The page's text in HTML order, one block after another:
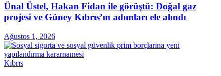
Ünal Üstel, Hakan Fidan ile görüştü: Doğal gaz
projesi ve Güney Kıbrıs’ın adımları ele alındı
Ağustos 1, 2026
Kıbrıs